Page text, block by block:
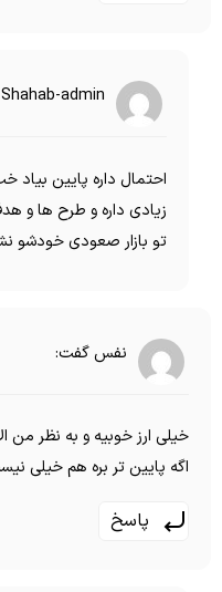
Shahab-admin
احتمال داره پایین بیاد
زیادی داره و طرح ها و
تو بازار صعودی خودشو
نفسگفت:
خیلی ارز خوبیه و به نظر من
اگه پایین تر بره هم خیلی
پاسخ